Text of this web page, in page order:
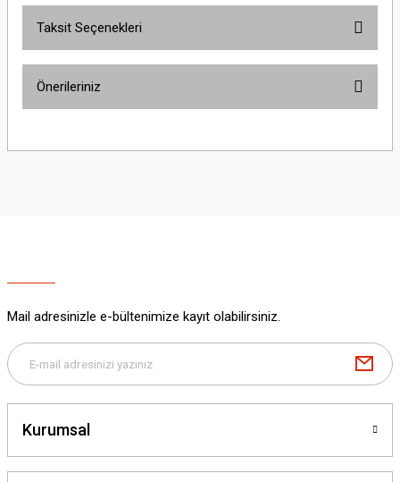
Taksit Seçenekleri
Önerileriniz
yetersiz gördüğünüz noktaları öneri formunu kullanarak tarafımıza
Bu ürüne benzer farklı alternatifler olmalı.
Mail adresinizle e-bültenimize kayıt olabilirsiniz.
Kurumsal